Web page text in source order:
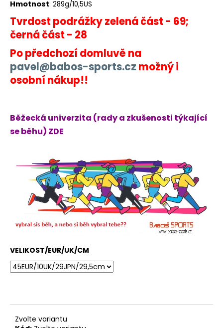
Hmotnost: 289g/10,5US
Tvrdost podrážky zelená část - 69;
černá část - 28
Po předchozí domluvě na
pavel@babos-sports.cz možný i
osobní nákup!!
Běžecká univerzita (rady a zkušenosti týkající
se běhu) ZDE
VELIKOST/EUR/UK/CM
Zvolte variantu